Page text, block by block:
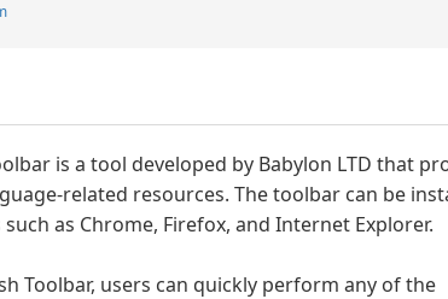
is a tool developed by Babylon LTD that
related resources. The toolbar can be
as Chrome, Firefox, and Internet Explorer.
Toolbar, users can quickly perform any of the